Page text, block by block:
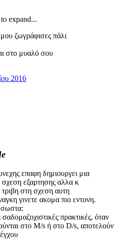
expand...
ζωγράφισες πάλι
στο μυαλό σου
2016
επαφη δημιουργει μια
σχεση εξαρτησης αλλα κ
στη σχεση αυτη
γινετε ακομα πιο εντονη.
σαδομαζοχιστικές πρακτικές, όταν
στο M/s ή στο D/s, αποτελούν